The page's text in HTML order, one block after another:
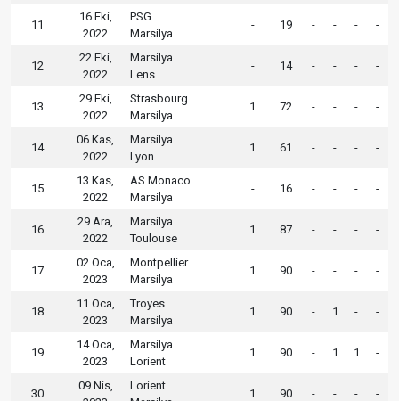
11
16 Eki,
2022
PSG
Marsilya
- 19 - - - -
12
22 Eki,
2022
Marsilya
Lens
- 14 - - - -
13
29 Eki,
2022
Strasbourg
Marsilya
1 72 - - - -
14
06 Kas,
2022
Marsilya
Lyon
1 61 - - - -
15
13 Kas,
2022
AS Monaco
Marsilya
- 16 - - - -
16
29 Ara,
2022
Marsilya
Toulouse
1 87 - - - -
17
02 Oca,
2023
Montpellier
Marsilya
1 90 - - - -
18
11 Oca,
2023
Troyes
Marsilya
1 90 - 1 - -
19
14 Oca,
2023
Marsilya
Lorient
1 90 - 1 1 -
30
09 Nis,
Lorient
1 90 - - - -